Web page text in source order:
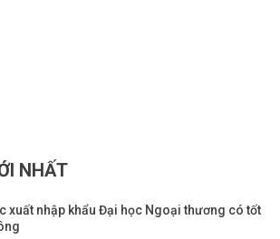
NHẤT
xuất nhập khẩu Đại học Ngoại thương có tốt